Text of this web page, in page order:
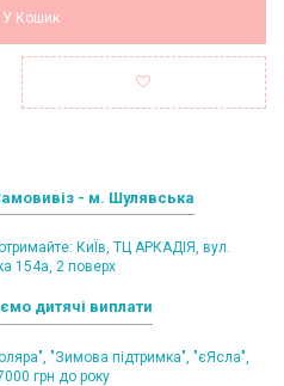
У Кошик
- м. Шулявська
КиЇв, ТЦ АРКАДІЯ, вул.
154а, 2 поверх
дитячі виплати
"Зимова підтримка", "єЯсла",
грн до року